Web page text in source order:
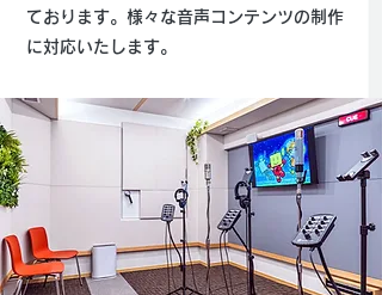
ております。様々な音声コンテンツの制作
に対応いたします。